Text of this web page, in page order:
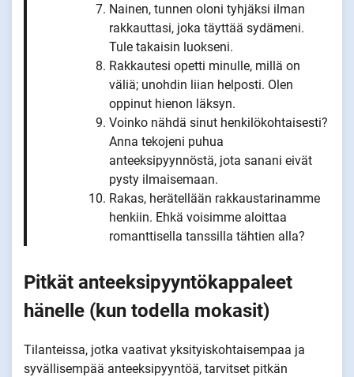
Nainen, tunnen oloni tyhjäksi ilman
rakkauttasi, joka täyttää sydämeni.
Tule takaisin luokseni.
Rakkautesi opetti minulle, millä on
väliä; unohdin liian helposti. Olen
oppinut hienon läksyn.
Voinko nähdä sinut henkilökohtaisesti?
Anna tekojeni puhua
anteeksipyynnöstä, jota sanani eivät
pysty ilmaisemaan.
Rakas, herätellään rakkaustarinamme
henkiin. Ehkä voisimme aloittaa
romanttisella tanssilla tähtien alla?
Pitkät anteeksipyyntökappaleet
hänelle (kun todella mokasit)
Tilanteissa, jotka vaativat yksityiskohtaisempaa ja
syvällisempää anteeksipyyntöä, tarvitset pitkän